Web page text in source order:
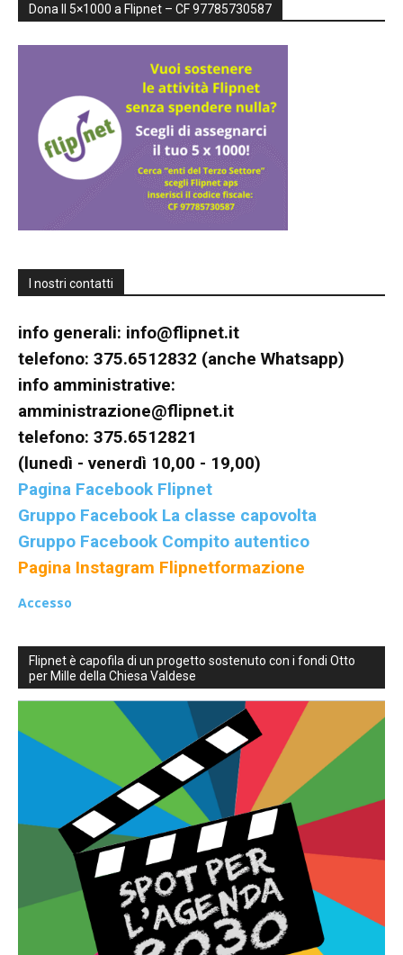
Dona Il 5×1000 a Flipnet – CF 97785730587
I nostri contatti
info generali: info@flipnet.it
telefono: 375.6512832 (anche Whatsapp)
info amministrative:
amministrazione@flipnet.it
telefono: 375.6512821
(lunedì - venerdì 10,00 - 19,00)
Pagina Facebook Flipnet
Gruppo Facebook La classe capovolta
Gruppo Facebook Compito autentico
Pagina Instagram Flipnetformazione
Accesso
Flipnet è capofila di un progetto sostenuto con i fondi Otto
per Mille della Chiesa Valdese